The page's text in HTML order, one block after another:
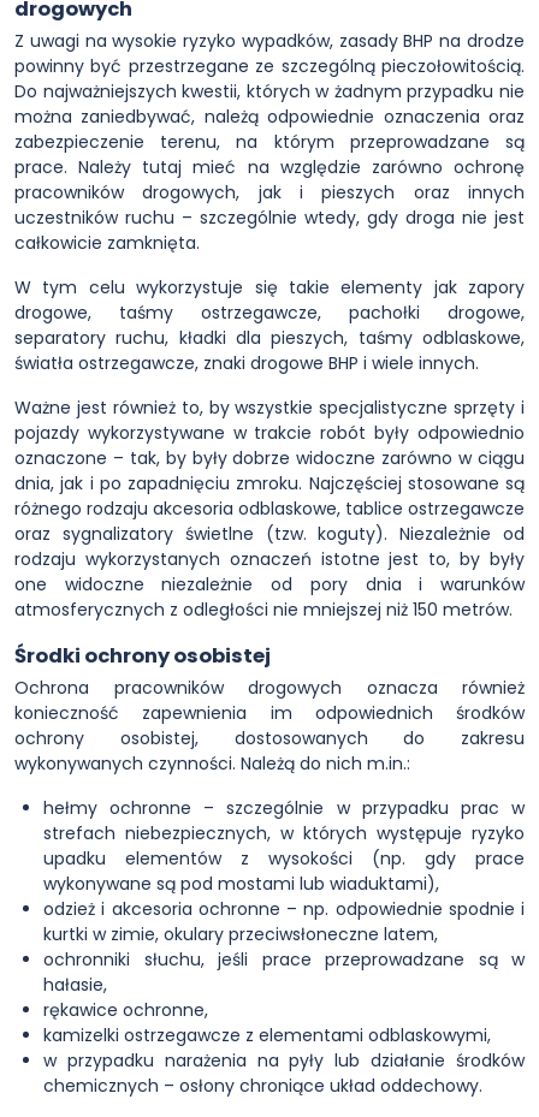
drogowych
Z uwagi na wysokie ryzyko wypadków, zasady BHP na drodze
powinny być przestrzegane ze szczególną pieczołowitością.
Do najważniejszych kwestii, których w żadnym przypadku nie
można zaniedbywać, należą odpowiednie oznaczenia oraz
zabezpieczenie terenu, na którym przeprowadzane są
prace. Należy tutaj mieć na względzie zarówno ochronę
pracowników drogowych, jak i pieszych oraz innych
uczestników ruchu – szczególnie wtedy, gdy droga nie jest
całkowicie zamknięta.
W tym celu wykorzystuje się takie elementy jak zapory
drogowe, taśmy ostrzegawcze, pachołki drogowe,
separatory ruchu, kładki dla pieszych, taśmy odblaskowe,
światła ostrzegawcze, znaki drogowe BHP i wiele innych.
Ważne jest również to, by wszystkie specjalistyczne sprzęty i
pojazdy wykorzystywane w trakcie robót były odpowiednio
oznaczone – tak, by były dobrze widoczne zarówno w ciągu
dnia, jak i po zapadnięciu zmroku. Najczęściej stosowane są
różnego rodzaju akcesoria odblaskowe, tablice ostrzegawcze
oraz sygnalizatory świetlne (tzw. koguty). Niezależnie od
rodzaju wykorzystanych oznaczeń istotne jest to, by były
one widoczne niezależnie od pory dnia i warunków
atmosferycznych z odległości nie mniejszej niż 150 metrów.
Środki ochrony osobistej
Ochrona pracowników drogowych oznacza również
konieczność zapewnienia im odpowiednich środków
ochrony osobistej, dostosowanych do zakresu
wykonywanych czynności. Należą do nich m.in.:
hełmy ochronne – szczególnie w przypadku prac w
strefach niebezpiecznych, w których występuje ryzyko
upadku elementów z wysokości (np. gdy prace
wykonywane są pod mostami lub wiaduktami),
odzież i akcesoria ochronne – np. odpowiednie spodnie i
kurtki w zimie, okulary przeciwsłoneczne latem,
ochronniki słuchu, jeśli prace przeprowadzane są w
hałasie,
rękawice ochronne,
kamizelki ostrzegawcze z elementami odblaskowymi,
w przypadku narażenia na pyły lub działanie środków
chemicznych – osłony chroniące układ oddechowy.